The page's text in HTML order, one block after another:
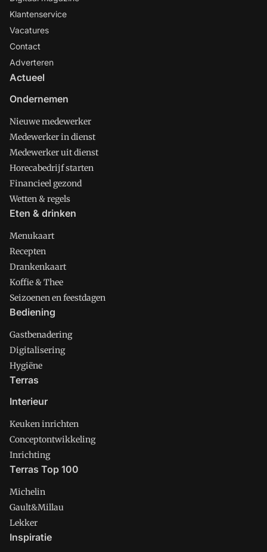
Klantenservice
Vacatures
Contact
Adverteren
Actueel
Ondernemen
Nieuwe medewerker
Medewerker in dienst
Medewerker uit dienst
Horecabedrijf starten
Financieel gezond
Wetten & regels
Eten & drinken
Menukaart
Recepten
Drankenkaart
Koffie & Thee
Seizoenen en feestdagen
Bediening
Gastbenadering
Digitalisering
Hygiëne
Terras
Interieur
Keuken inrichten
Conceptontwikkeling
Inrichting
Terras Top 100
Michelin
Gault&Millau
Lekker
Inspiratie